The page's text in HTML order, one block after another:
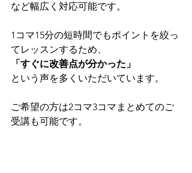
など幅広く対応可能です。
1コマ15分の短時間でもポイントを絞っ
てレッスンするため、
「すぐに改善点が分かった」
という声を多くいただいています。
ご希望の方は2コマ3コマまとめてのご
受講も可能です。